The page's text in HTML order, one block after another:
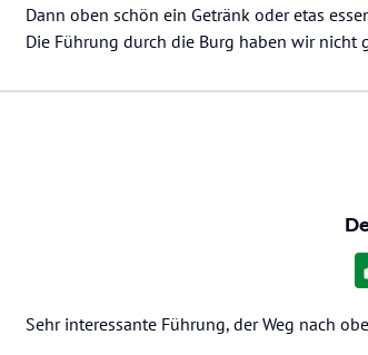
Dann oben schön ein Getränk oder etas
Die Führung durch die Burg haben wir
Sehr interessante Führung, der Weg nach